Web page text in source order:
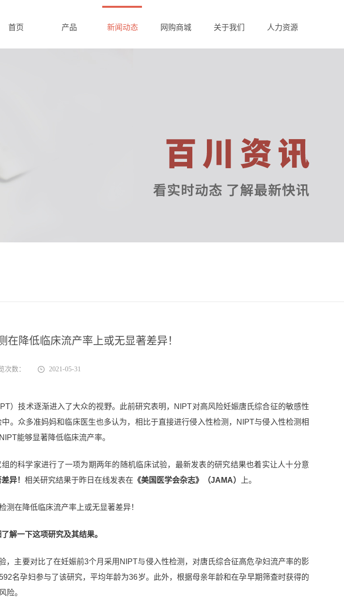
首页 产品 新闻动态 网购商城 关于我们 人力资源
降低临床流产率上或无显著差异！
次数： 2021-05-31
）技术逐渐进入了大众的视野。此前研究表明，NIPT对高风险妊娠唐氏综合征的敏感性
。众多准妈妈和临床医生也多认为，相比于直接进行侵入性检测，NIPT与侵入性检测相
能够显著降低临床流产率。
的科学家进行了一项为期两年的随机临床试验，最新发表的研究结果也着实让人十分意
异！ 相关研究结果于昨日在线发表在 《美国医学会杂志》（JAMA） 上。
解一下这项研究及其结果。
主要对比了在妊娠前3个月采用NIPT与侵入性检测，对唐氏综合征高危孕妇流产率的影
名孕妇参与了该研究，平均年龄为36岁。此外，根据母亲年龄和在孕早期筛查时获得的
险。